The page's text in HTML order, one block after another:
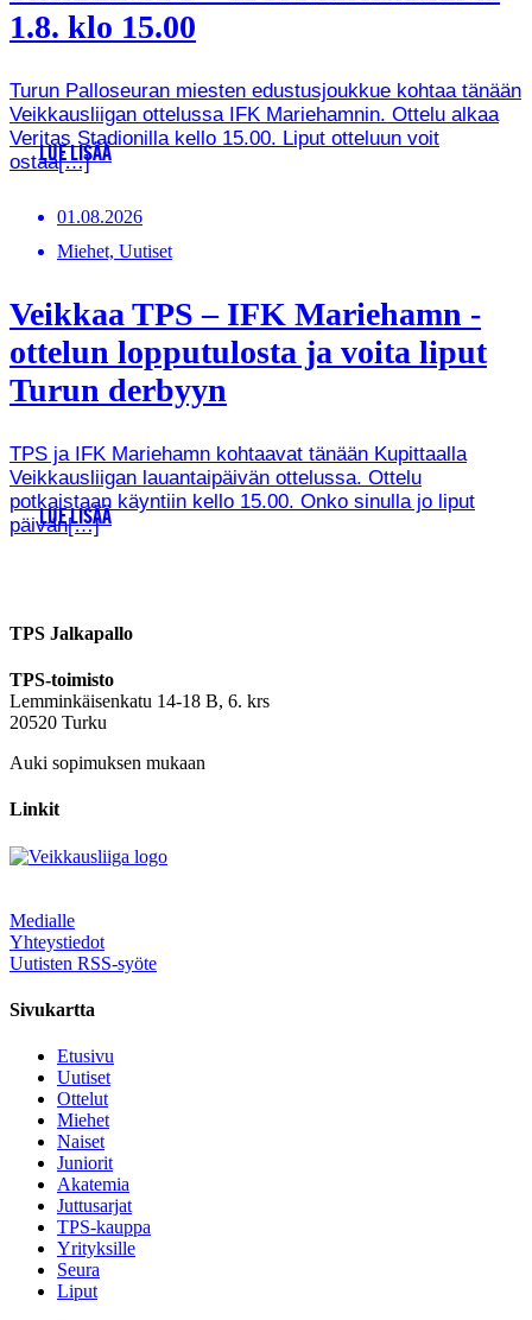
1.8. klo 15.00
Turun Palloseuran miesten edustusjoukkue kohtaa tänään
Veikkausliigan ottelussa IFK Mariehamnin. Ottelu alkaa
Veritas Stadionilla kello 15.00. Liput otteluun voit
ostaa[…]
LUE LISÄÄ
01.08.2026
Miehet, Uutiset
Veikkaa TPS – IFK Mariehamn -
ottelun lopputulosta ja voita liput
Turun derbyyn
TPS ja IFK Mariehamn kohtaavat tänään Kupittaalla
Veikkausliigan lauantaipäivän ottelussa. Ottelu
potkaistaan käyntiin kello 15.00. Onko sinulla jo liput
päivän[…]
LUE LISÄÄ
TPS Jalkapallo
TPS-toimisto
Lemminkäisenkatu 14-18 B, 6. krs
20520 Turku
Auki sopimuksen mukaan
Linkit
Medialle
Yhteystiedot
Uutisten RSS-syöte
Sivukartta
Etusivu
Uutiset
Ottelut
Miehet
Naiset
Juniorit
Akatemia
Juttusarjat
TPS-kauppa
Yrityksille
Seura
Liput